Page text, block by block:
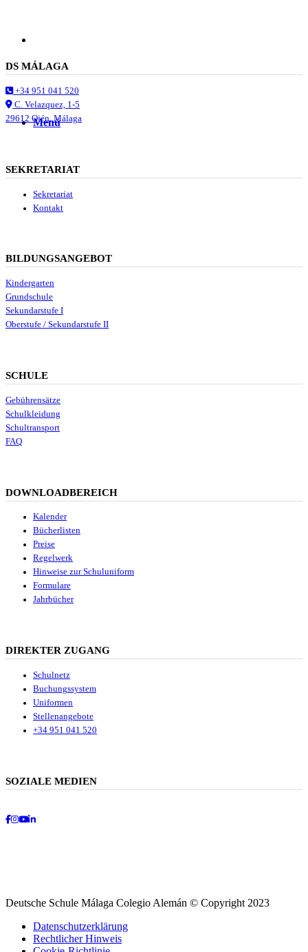
MenüMenü
DS MÁLAGA
+34 951 041 520
C. Velazquez, 1-5
29612 Ojén, Málaga
SEKRETARIAT
Sekretariat
Kontakt
BILDUNGSANGEBOT
Kindergarten
Grundschule
Sekundarstufe I
Oberstufe / Sekundarstufe II
SCHULE
Gebührensätze
Schulkleidung
Schultransport
FAQ
DOWNLOADBEREICH
Kalender
Bücherlisten
Preise
Regelwerk
Hinweise zur Schuluniform
Formulare
Jahrbücher
DIREKTER ZUGANG
Schulnetz
Buchungssystem
Uniformen
Stellenangebote
+34 951 041 520
SOZIALE MEDIEN
Deutsche Schule Málaga Colegio Alemán © Copyright 2023
Datenschutzerklärung
Rechtlicher Hinweis